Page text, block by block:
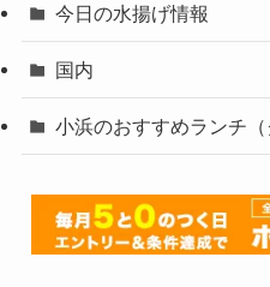
今日の水揚げ情報
国内
小浜のおすすめランチ（